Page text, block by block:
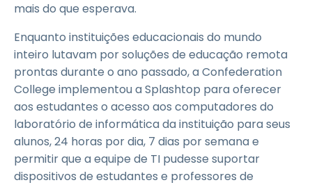
mais do que esperava.
Enquanto instituições educacionais do mundo
inteiro lutavam por soluções de educação remota
prontas durante o ano passado, a Confederation
College implementou a Splashtop para oferecer
aos estudantes o acesso aos computadores do
laboratório de informática da instituição para seus
alunos, 24 horas por dia, 7 dias por semana e
permitir que a equipe de TI pudesse suportar
dispositivos de estudantes e professores de